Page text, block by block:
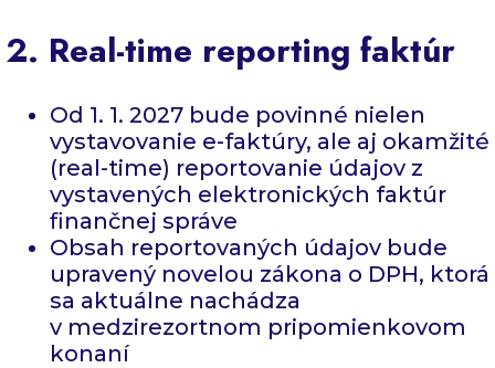
2. Real-time reporting faktúr
Od 1. 1. 2027 bude povinné nielen
vystavovanie e-faktúry, ale aj okamžité
(real-time) reportovanie údajov z
vystavených elektronických faktúr
finančnej správe
Obsah reportovaných údajov bude
upravený novelou zákona o DPH, ktorá
sa aktuálne nachádza
v medzirezortnom pripomienkovom
konaní